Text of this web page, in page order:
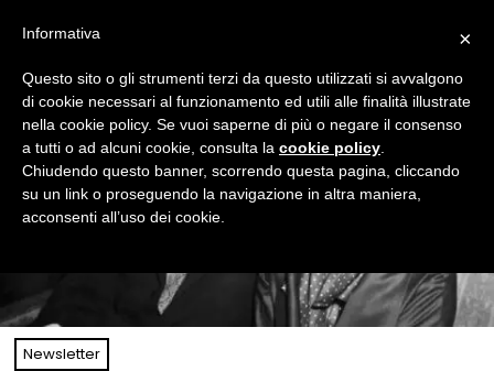
Newsletter
×
Informativa
Questo sito o gli strumenti terzi da questo utilizzati si avvalgono
di cookie necessari al funzionamento ed utili alle finalità illustrate
nella cookie policy. Se vuoi saperne di più o negare il consenso
a tutti o ad alcuni cookie, consulta la cookie policy
Chiudendo questo banner, scorrendo questa pagina, cliccando
su un link o proseguendo la navigazione in altra maniera,
acconsenti all’uso dei cookie.